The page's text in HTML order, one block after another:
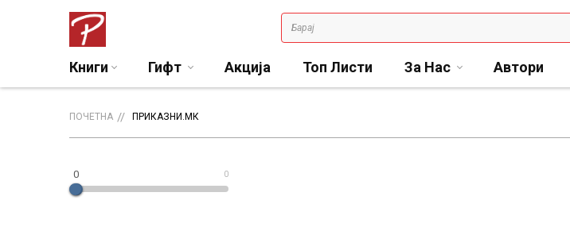
Книги Гифт Акција Топ Листи За Нас Автори
ПОЧЕТНА ПРИКАЗНИ.МК
0
0